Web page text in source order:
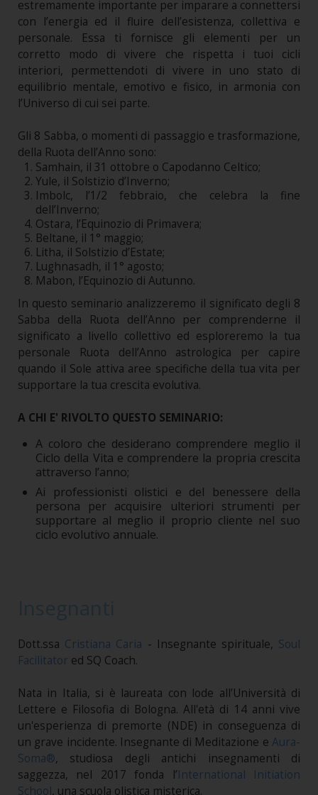
estremamente importante per imparare a connettersi
con l’energia ed il fluire dell’esistenza, collettiva e
personale. Essa ti fornisce gli elementi per un
corretto modo di vivere che rispetta i tuoi cicli
interiori, permettendoti di vivere in uno stato di
equilibrio mentale, emotivo e fisico, in armonia con
l’Universo di cui sei parte.
Gli 8 Sabba, o momenti di passaggio e trasformazione,
della Ruota dell’Anno sono:
Samhain, il 31 ottobre o Capodanno Celtico;
Yule, il Solstizio d’Inverno;
Imbolc, l’1/2 febbraio, che celebra la fine
dell’Inverno;
Ostara, l’Equinozio di Primavera;
Beltane, il 1° maggio;
Litha, il Solstizio d’Estate;
Lughnasadh, il 1° agosto;
Mabon, l’Equinozio di Autunno.
In questo seminario analizzeremo il significato degli 8
Sabba della Ruota dell’Anno per comprenderne il
significato a livello collettivo ed esploreremo la tua
personale Ruota dell’Anno astrologica per capire
quando il Sole attiva aree specifiche della tua vita per
supportare la tua crescita evolutiva.
A CHI E' RIVOLTO QUESTO SEMINARIO:
A coloro che desiderano comprendere meglio il
Ciclo della Vita e comprendere la propria crescita
attraverso l’anno;
Ai professionisti olistici e del benessere della
persona per acquisire ulteriori strumenti per
supportare al meglio il proprio cliente nel suo
ciclo evolutivo annuale.
Dott.ssa Cristiana Caria - Insegnante spirituale, Soul
Facilitator ed SQ Coach.
Nata in Italia, si è laureata con lode all’Università di
Lettere e Filosofia di Bologna. All'età di 14 anni vive
un'esperienza di premorte (NDE) in conseguenza di
un grave incidente. Insegnante di Meditazione e Aura-
Soma®, studiosa degli antichi insegnamenti di
saggezza, nel 2017 fonda l’International Initiation
School, una scuola olistica misterica.